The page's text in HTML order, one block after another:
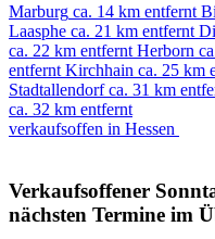
Marburg ca. 14 km entfernt
Laasphe ca. 21 km entfernt
ca. 22 km entfernt Herborn
entfernt Kirchhain ca. 25 km
Stadtallendorf ca. 31 km
ca. 32 km entfernt
verkaufsoffen in Hessen
Verkaufsoffener
nächsten Termine im